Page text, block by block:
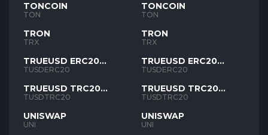
TONCOIN
TON
TRON
TRX
TRUEUSD ERC20
TUSD
TUSDERC20
TRUEUSD TRC20
TUSD
TUSDTRC20
UNISWAP
UNI
TONCOIN
TON
TRON
TRX
TRUEUSD ERC20
TUSD
TUSDERC20
TRUEUSD TRC20
TUSD
TUSDTRC20
UNISWAP
UNI